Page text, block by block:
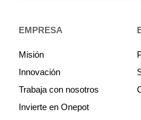
EMPRESA
Misión
Innovación
Trabaja con nosotros
Invierte en Onepot